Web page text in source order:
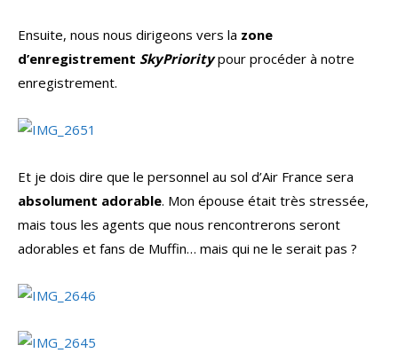
Ensuite, nous nous dirigeons vers la zone
d’enregistrement SkyPrioritypour procéder à notre
enregistrement.
Et je dois dire que le personnel au sol d’Air France sera
absolument adorable. Mon épouse était très stressée,
mais tous les agents que nous rencontrerons seront
adorables et fans de Muffin… mais qui ne le serait pas ?